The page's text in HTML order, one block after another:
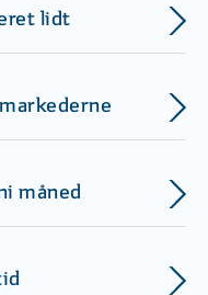
lidt
måned